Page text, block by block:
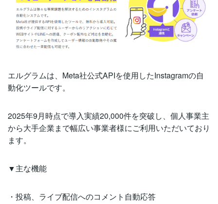
エルグラムは、Meta社公式APIを使用したInstagramの自
動化ツールです。
2025年9月時点で導入実績20,000件を突破し、個人事業主
から大手企業まで幅広い事業者様にご利用いただいており
ます。
▼主な機能
・投稿、ライブ配信へのコメント自動応答